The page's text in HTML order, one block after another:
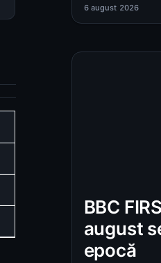
6 august 2026
BBC
august
epocă